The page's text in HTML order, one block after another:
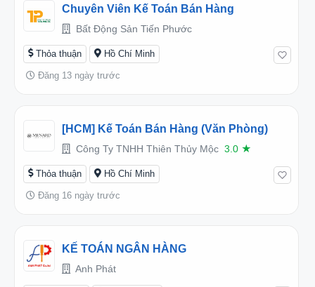
Chuyên Viên Kế Toán Bán Hàng
Bất Động Sản Tiến Phước
Thỏa thuận Hồ Chí Minh
Đăng 13 ngày trước
[HCM] Kế Toán Bán Hàng (Văn Phòng)
Công Ty TNHH Thiên Thủy Mộc 3.0 ★
Thỏa thuận Hồ Chí Minh
Đăng 16 ngày trước
KẾ TOÁN NGÂN HÀNG
Anh Phát